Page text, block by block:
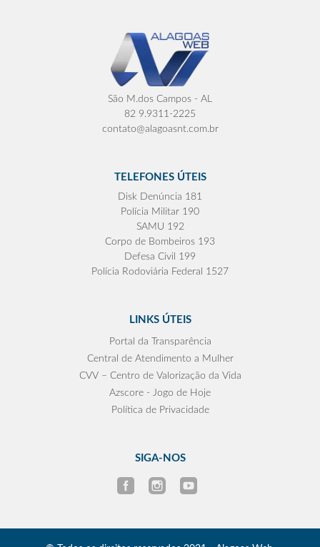
São M.dos Campos - AL
82 9.9311-2225
contato@alagoasnt.com.br
TELEFONES ÚTEIS
Disk Denúncia 181
Polícia Militar 190
SAMU 192
Corpo de Bombeiros 193
Defesa Civil 199
Polícia Rodoviária Federal 1527
LINKS ÚTEIS
Portal da Transparência
Central de Atendimento a Mulher
CVV – Centro de Valorização da Vida
Azscore - Jogo de Hoje
Política de Privacidade
SIGA-NOS